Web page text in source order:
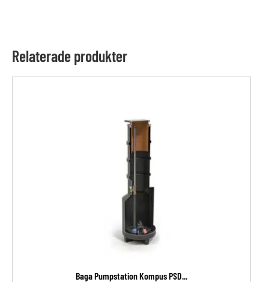
Relaterade produkter
Baga Pumpstation Kompus PSD...